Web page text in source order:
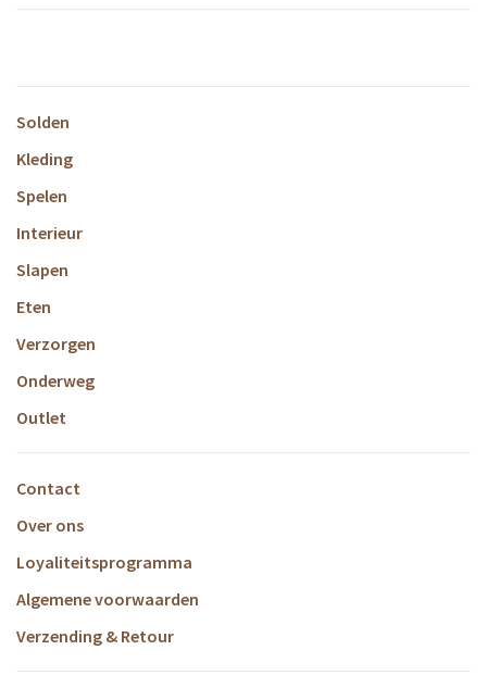
Solden
Kleding
Spelen
Interieur
Slapen
Eten
Verzorgen
Onderweg
Outlet
Contact
Over ons
Loyaliteitsprogramma
Algemene voorwaarden
Verzending & Retour